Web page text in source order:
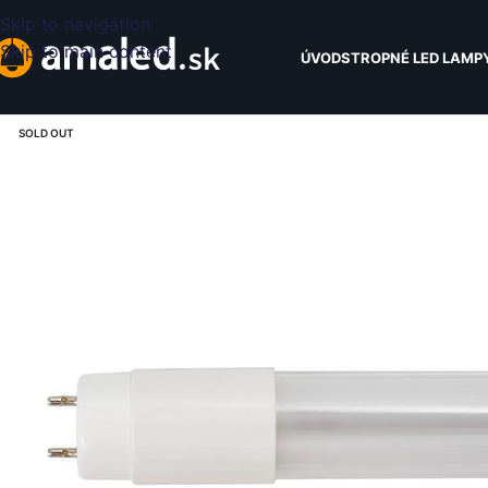
Skip to navigation
Skip to main content
ÚVODSTROPNÉ LED
SOLD OUT